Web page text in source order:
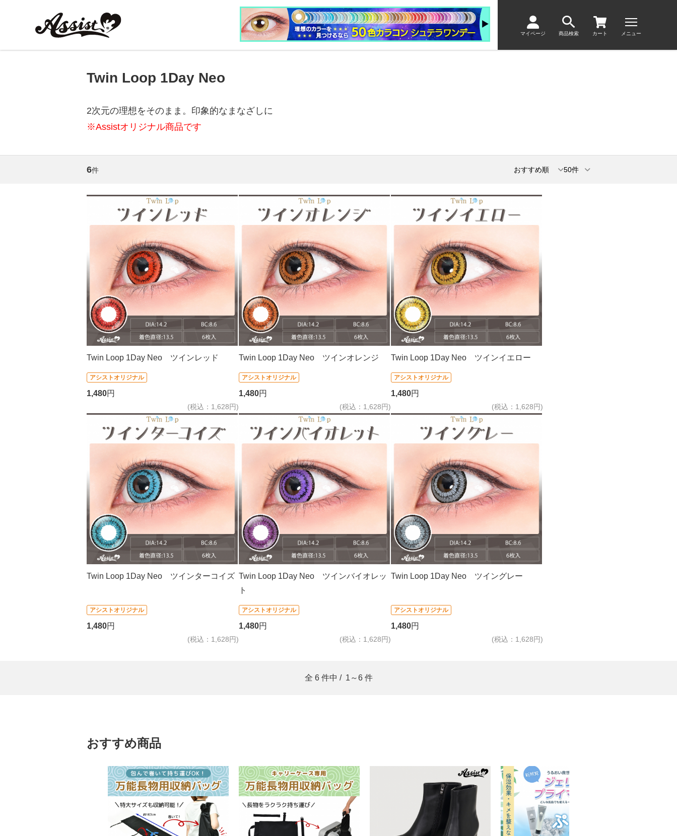
マイページ 商品検索 カート メニュー
Twin Loop 1Day Neo
2次元の理想をそのまま。印象的なまなざしに
※Assistオリジナル商品です
6件
Twin Loop 1Day Neo ツインレッド
アシストオリジナル
1,480円
(税込：1,628円)
Twin Loop 1Day Neo ツインオレンジ
アシストオリジナル
1,480円
(税込：1,628円)
Twin Loop 1Day Neo ツインイエロー
アシストオリジナル
1,480円
(税込：1,628円)
Twin Loop 1Day Neo ツインターコイズ
アシストオリジナル
1,480円
(税込：1,628円)
Twin Loop 1Day Neo ツインバイオレッ
ト
アシストオリジナル
1,480円
(税込：1,628円)
Twin Loop 1Day Neo ツイングレー
アシストオリジナル
1,480円
(税込：1,628円)
全 6 件中 / 1～6 件
おすすめ商品